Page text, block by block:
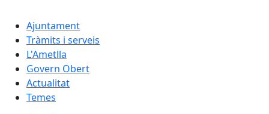
Ajuntament
Tràmits i serveis
L'Ametlla
Govern Obert
Actualitat
Temes